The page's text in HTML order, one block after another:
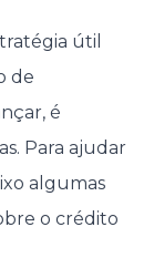
útil
de
é
Para ajudar
algumas
o crédito